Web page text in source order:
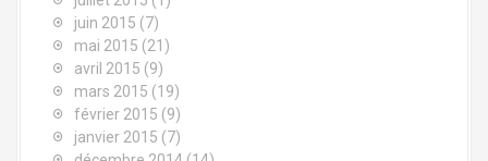
juin 2015 (7)
mai 2015 (21)
avril 2015 (9)
mars 2015 (19)
février 2015 (9)
janvier 2015 (7)